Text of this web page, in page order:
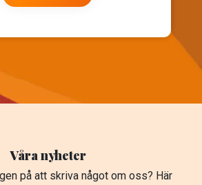
Våra nyheter
på att skriva något om oss? Här